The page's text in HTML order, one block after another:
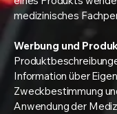
medizinisches
Werbung und
Information über
Zweckbestimmung
Anwendung der